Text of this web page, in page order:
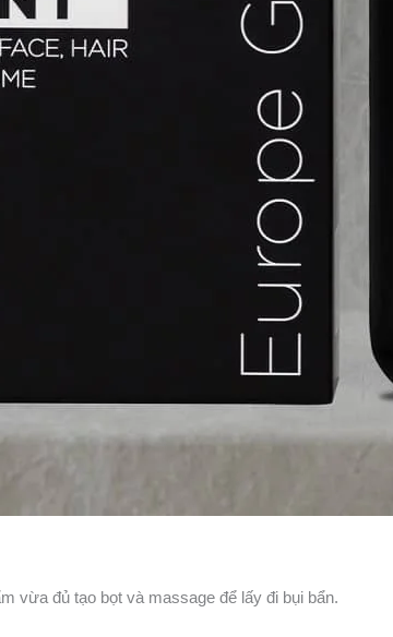
vừa đủ tạo bọt và massage để lấy đi bụi bẩn.